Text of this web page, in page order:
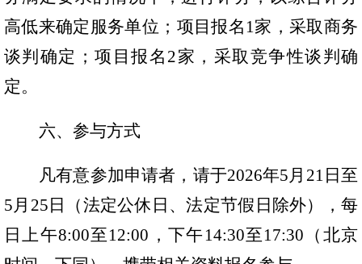
高低来确定服务单位；项目报名1家，采取商务
谈判确定；项目报名2家，采取竞争性谈判确
定。
六、参与方式
凡有意参加申请者，请于2026年5月21日至
5月25日（法定公休日、法定节假日除外），每
日上午8:00至12:00，下午14:30至17:30（北京